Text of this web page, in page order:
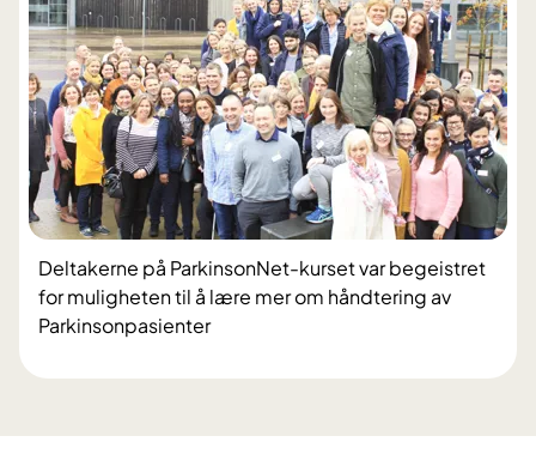
Deltakerne på ParkinsonNet-kurset var begeistret
for muligheten til å lære mer om håndtering av
Parkinsonpasienter